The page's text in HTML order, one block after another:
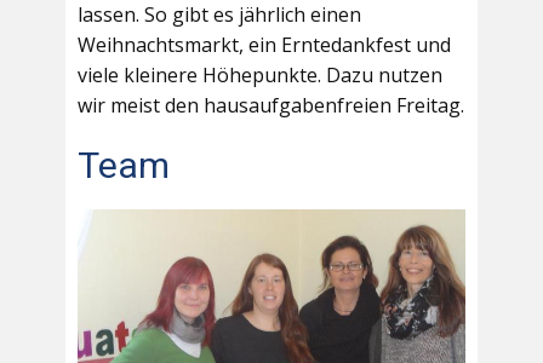
lassen. So gibt es jährlich einen
Weihnachtsmarkt, ein Erntedankfest und
viele kleinere Höhepunkte. Dazu nutzen
wir meist den hausaufgabenfreien Freitag.
Team